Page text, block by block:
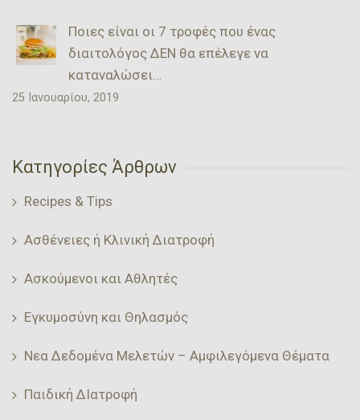
Ποιες είναι οι 7 τροφές που ένας
διαιτολόγος ΔΕΝ θα επέλεγε να
καταναλώσει…
25 Ιανουαρίου, 2019
Κατηγορίες Άρθρων
Recipes & Tips
Ασθένειες ή Κλινική Διατροφή
Ασκούμενοι και Αθλητές
Εγκυμοσύνη και Θηλασμός
Νεα Δεδομένα Μελετών – Αμφιλεγόμενα Θέματα
Παιδική ΔΙατροφή